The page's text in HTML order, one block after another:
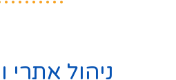
ניהול אתרי